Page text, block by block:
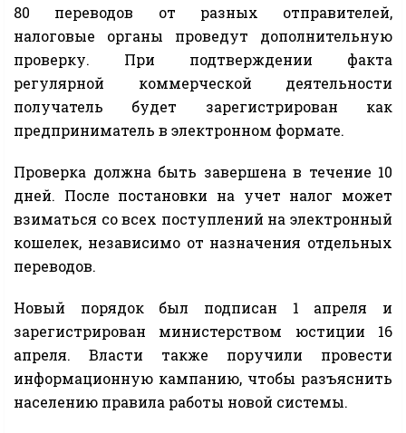
80 переводов от разных отправителей,
налоговые органы проведут дополнительную
проверку. При подтверждении факта
регулярной коммерческой деятельности
получатель будет зарегистрирован как
предприниматель в электронном формате.
Проверка должна быть завершена в течение 10
дней. После постановки на учет налог может
взиматься со всех поступлений на электронный
кошелек, независимо от назначения отдельных
переводов.
Новый порядок был подписан 1 апреля и
зарегистрирован министерством юстиции 16
апреля. Власти также поручили провести
информационную кампанию, чтобы разъяснить
населению правила работы новой системы.